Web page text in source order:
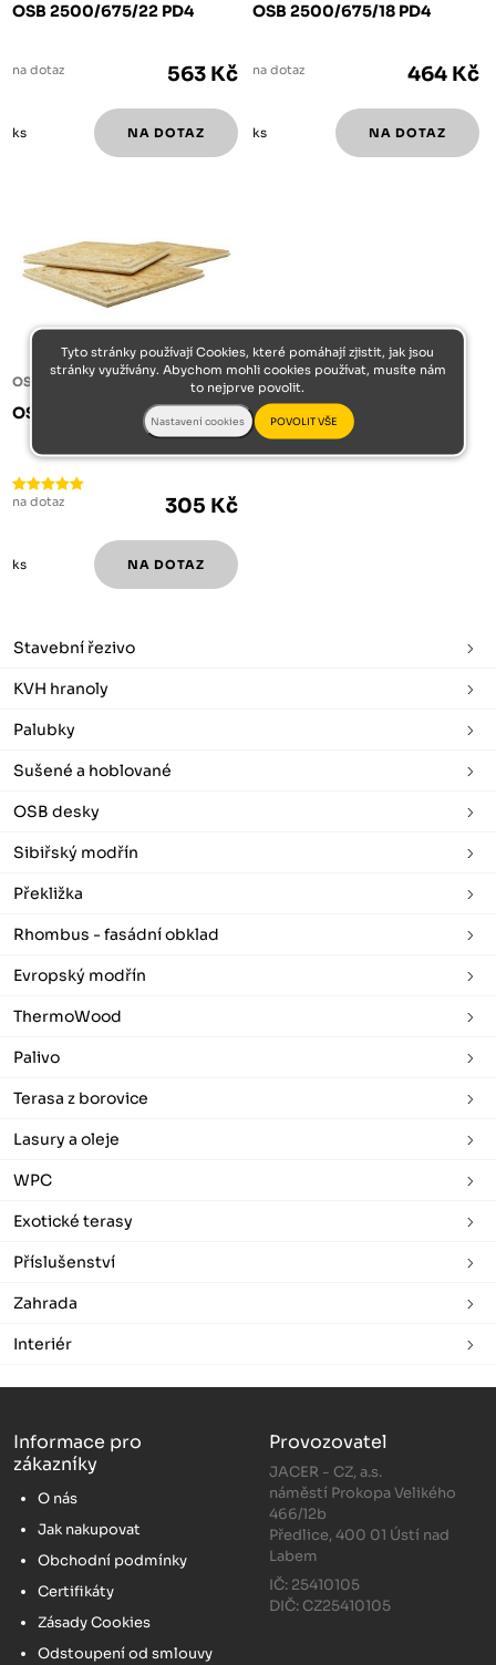
OSB 2500/675/22 PD4
na dotaz 563 Kč
ks
OSB 2500/675/18 PD4
na dotaz 464 Kč
ks
OSB DESKY
OSB 2500/675/12 PD4
na dotaz 305 Kč
ks
Stavební řezivo
KVH hranoly
Palubky
Sušené a hoblované
OSB desky
Sibiřský modřín
Překližka
Rhombus - fasádní obklad
Evropský modřín
ThermoWood
Palivo
Terasa z borovice
Lasury a oleje
WPC
Exotické terasy
Příslušenství
Zahrada
Interiér
Informace pro
zákazníky
O nás
Jak nakupovat
Obchodní podmínky
Certifikáty
Zásady Cookies
Odstoupení od smlouvy
Provozovatel
JACER - CZ, a.s.
náměstí Prokopa Velikého
466/12b
Předlice, 400 01 Ústí nad
Labem
IČ: 25410105
DIČ: CZ25410105
Tyto stránky používají Cookies, které pomáhají zjistit, jak jsou
stránky využívány. Abychom mohli cookies používat, musíte nám
to nejprve povolit.